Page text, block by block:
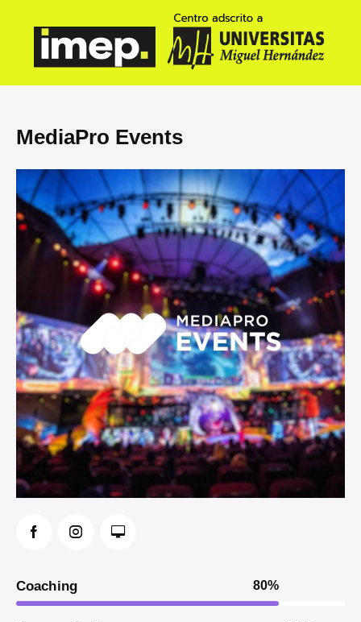
MediaPro Events
Coaching 80%